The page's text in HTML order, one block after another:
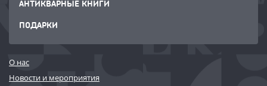
АНТИКВАРНЫЕ КНИГИ
ПОДАРКИ
О нас
Новости и мероприятия